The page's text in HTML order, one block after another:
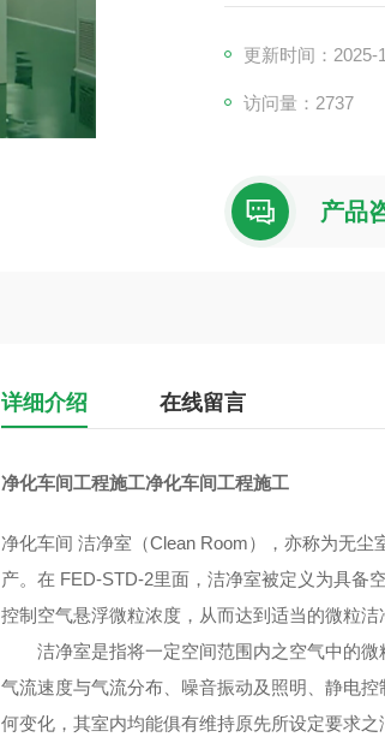
更新时间：2025-
访问量：2737
产品
详细介绍 在线留言
净化车间工程施工净化车间工程施工
净化车间 洁净室 （Clean Room）
，亦称为无
产。在 FED-STD-2里面，洁净室被定义为具备
控制空气悬浮微粒浓度，从而达到适当的微粒洁
洁净室是指将一定空间范围内之空气中的微
气流速度与气流分布、噪音振动及照明、静电
何变化，其室内均能俱有维持原先所设定要求之